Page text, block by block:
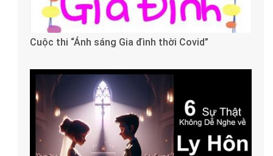
Cuộc thi “Ánh sáng Gia đình thời Covid”